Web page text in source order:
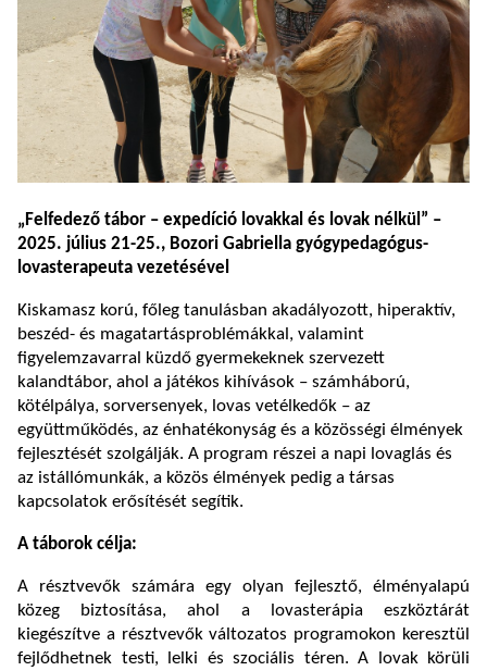
„Felfedező tábor – expedíció lovakkal és lovak nélkül” –
2025. július 21-25., Bozori Gabriella gyógypedagógus-
lovasterapeuta vezetésével
Kiskamasz korú, főleg tanulásban akadályozott, hiperaktív,
beszéd- és magatartásproblémákkal, valamint
figyelemzavarral küzdő gyermekeknek szervezett
kalandtábor, ahol a játékos kihívások – számháború,
kötélpálya, sorversenyek, lovas vetélkedők – az
együttműködés, az énhatékonyság és a közösségi élmények
fejlesztését szolgálják. A program részei a napi lovaglás és
az istállómunkák, a közös élmények pedig a társas
kapcsolatok erősítését segítik.
A táborok célja:
A résztvevők számára egy olyan fejlesztő, élményalapú
közeg biztosítása, ahol a lovasterápia eszköztárát
kiegészítve a résztvevők változatos programokon keresztül
fejlődhetnek testi, lelki és szociális téren. A lovak körüli